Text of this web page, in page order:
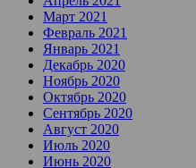
Март 2021
Февраль 2021
Январь 2021
Декабрь 2020
Ноябрь 2020
Октябрь 2020
Сентябрь 2020
Август 2020
Июль 2020
Июнь 2020